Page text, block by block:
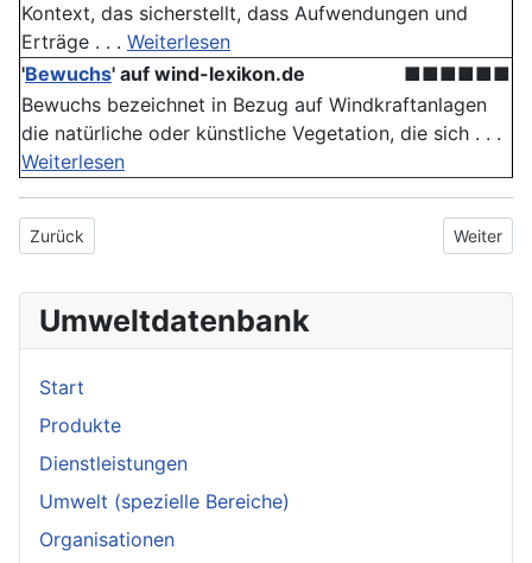
Kontext, das sicherstellt, dass Aufwendungen und
Erträge . . . Weiterlesen
'Bewuchs' auf wind-lexikon.de
■■■■■■
Bewuchs bezeichnet in Bezug auf Windkraftanlagen
die natürliche oder künstliche Vegetation, die sich . . .
Weiterlesen
Vorheriger Beitrag: Lichtverschmutzung
Zurück Nächster
Weiter
Umweltdatenbank
Start
Produkte
Dienstleistungen
Umwelt (spezielle Bereiche)
Organisationen